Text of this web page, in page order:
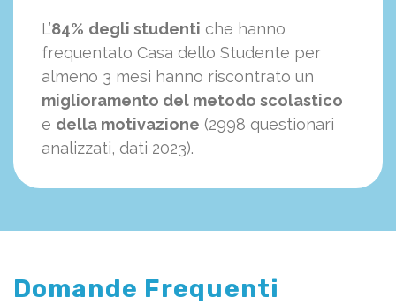
L’84% degli studenti che hanno
frequentato Casa dello Studente per
almeno 3 mesi hanno riscontrato un
miglioramento del metodo scolastico
e della motivazione (2998 questionari
analizzati, dati 2023).
Domande Frequenti